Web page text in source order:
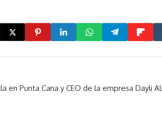
Punta Cana y CEO de la empresa Dayli